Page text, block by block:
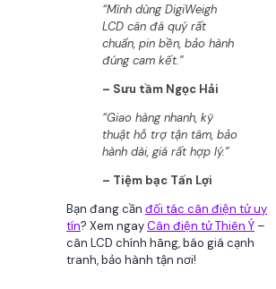
“Mình dùng DigiWeigh
LCD cân đá quý rất
chuẩn, pin bền, bảo hành
đúng cam kết.”
– Sưu tầm Ngọc Hải
“Giao hàng nhanh, kỹ
thuật hỗ trợ tận tâm, bảo
hành dài, giá rất hợp lý.”
– Tiệm bạc Tấn Lợi
Bạn đang cần đối tác cân điện tử uy
tín? Xem ngayCân điện tử Thiên Ý –
cân LCD chính hãng, báo giá cạnh
tranh, bảo hành tận nơi!